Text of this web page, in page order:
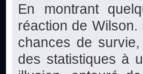
En montrant
réaction de
chances de
des statistiques à